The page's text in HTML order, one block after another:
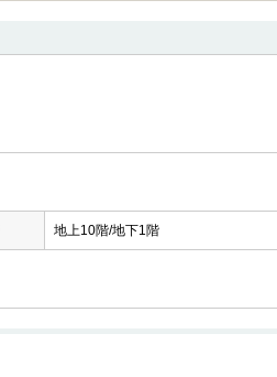
地上10階/地下1階